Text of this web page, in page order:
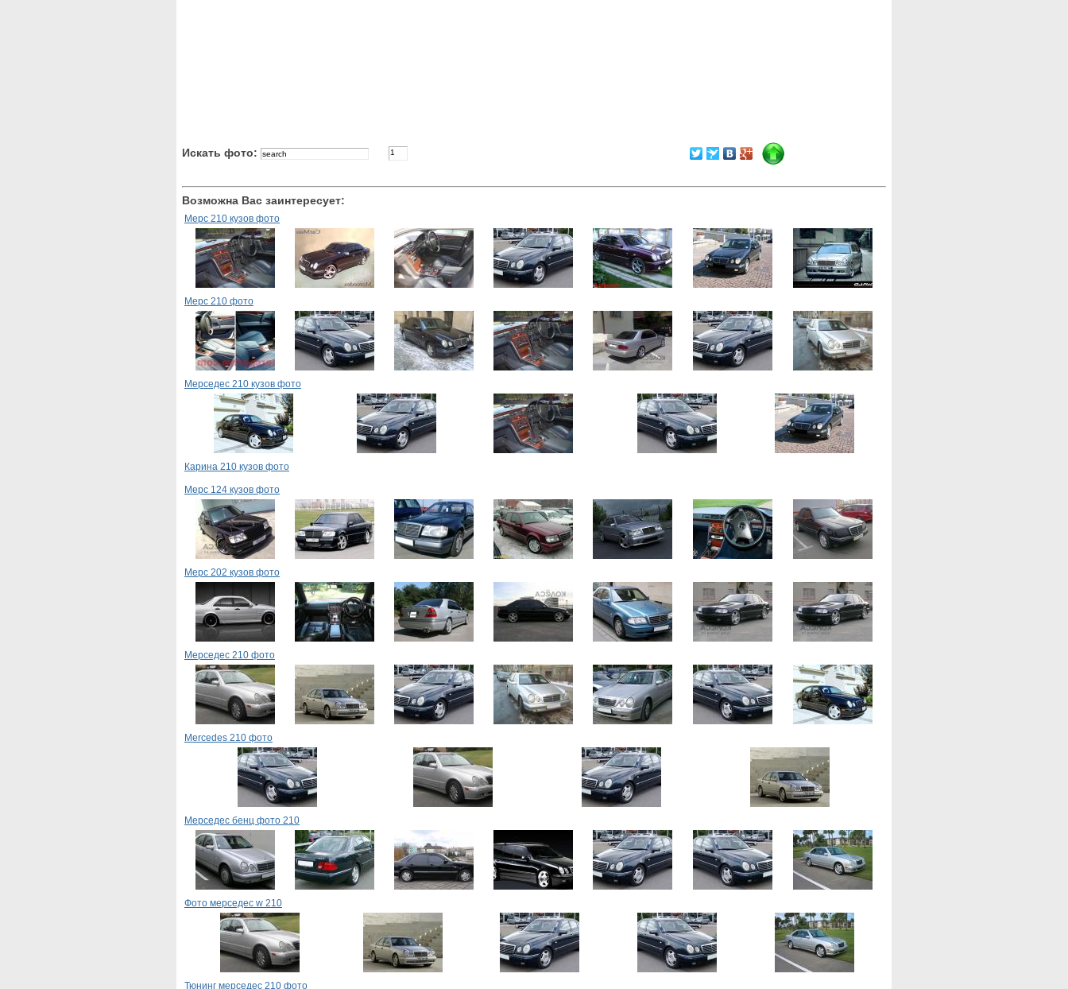
Искать фото:
Возможна Вас заинтересует:
Мерс 210 кузов фото
Мерс 210 фото
Мерседес 210 кузов фото
Карина 210 кузов фото
Мерс 124 кузов фото
Мерс 202 кузов фото
Мерседес 210 фото
Mercedes 210 фото
Мерседес бенц фото 210
Фото мерседес w 210
Тюнинг мерседес 210 фото